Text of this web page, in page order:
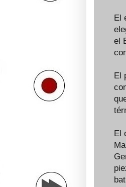
El
el
El
El